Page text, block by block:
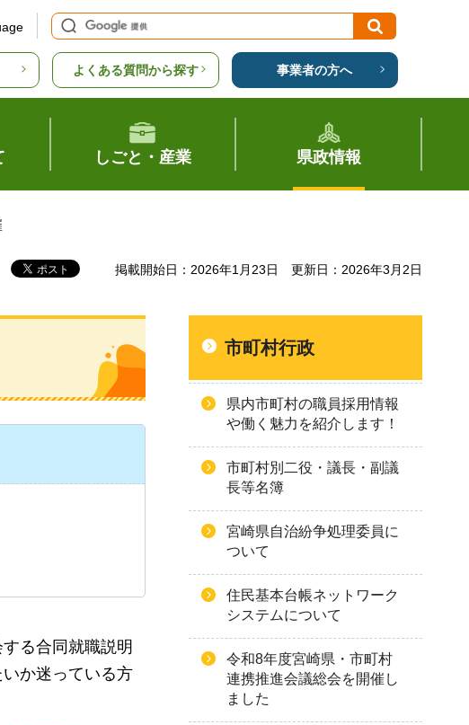
よくある質問から探す 事業者の方へ
しごと・産業 県政情報
掲載開始日：2026年1月23日 更新日：2026年3月2日
る合同就職説明
か迷っている方
市町村行政
県内市町村の職員採用情報
や働く魅力を紹介します！
市町村別二役・議長・副議
長等名簿
宮崎県自治紛争処理委員に
ついて
住民基本台帳ネットワーク
システムについて
令和8年度宮崎県・市町村
連携推進会議総会を開催し
ました